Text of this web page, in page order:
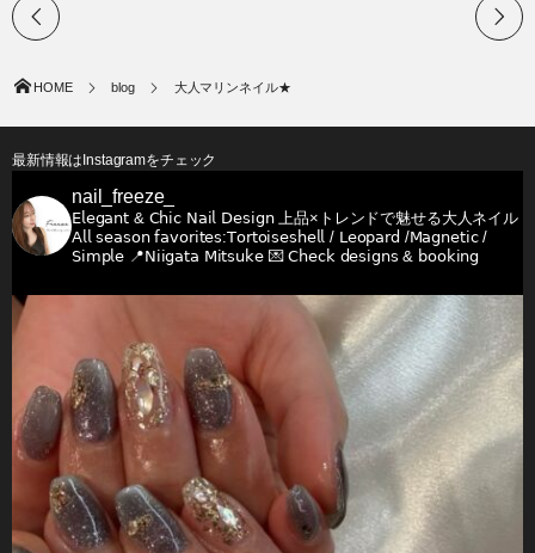
HOME blog 大人マリンネイル★
最新情報はInstagramをチェック
nail_freeze_
𝖤𝗅𝖾𝗀𝖺𝗇𝗍 & 𝖢𝗁𝗂𝖼 𝖭𝖺𝗂𝗅 𝖣𝖾𝗌𝗂𝗀𝗇上品×トレンドで魅せる大人ネイル
𝖠𝗅𝗅 𝗌𝖾𝖺𝗌𝗈𝗇 𝖿𝖺𝗏𝗈𝗋𝗂𝗍𝖾𝗌:𝖳𝗈𝗋𝗍𝗈𝗂𝗌𝖾𝗌𝗁𝖾𝗅𝗅 / 𝖫𝖾𝗈𝗉𝖺𝗋𝖽 /𝖬𝖺𝗀𝗇𝖾𝗍𝗂𝖼 /
𝖲𝗂𝗆𝗉𝗅𝖾 📍𝖭𝗂𝗂𝗀𝖺𝗍𝖺 𝖬𝗂𝗍𝗌𝗎𝗄𝖾💌 𝖢𝗁𝖾𝖼𝗄 𝖽𝖾𝗌𝗂𝗀𝗇𝗌 & 𝖻𝗈𝗈𝗄𝗂𝗇𝗀